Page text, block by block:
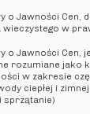
o Jawności Cen,
w
o Jawności Cen,
rozumiane jako
w zakresie
ciepłej i
sprzątanie)